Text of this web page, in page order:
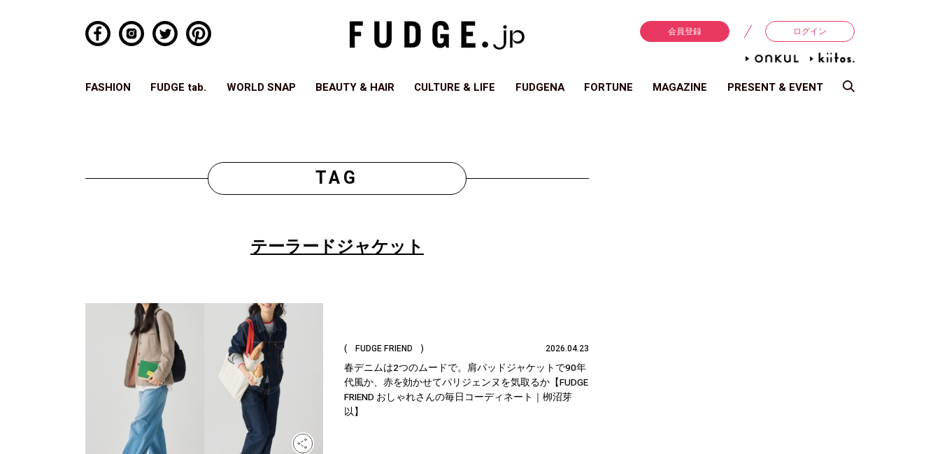
会員登録 ログイン
FASHION FUDGE tab. WORLD SNAP BEAUTY & HAIR CULTURE & LIFE FUDGENA FORTUNE MAGAZINE PRESENT & EVENT
TAG
テーラードジャケット
( FUDGE FRIEND ) 2026.04.23
春デニムは2つのムードで。肩パッドジャケットで90年
代風か、赤を効かせてパリジェンヌを気取るか【FUDGE
FRIEND おしゃれさんの毎日コーディネート｜栁沼芽
以】